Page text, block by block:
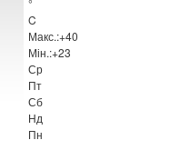
°
C
Макс.:+40
Мін.:+23
Ср
Пт
Сб
Нд
Пн